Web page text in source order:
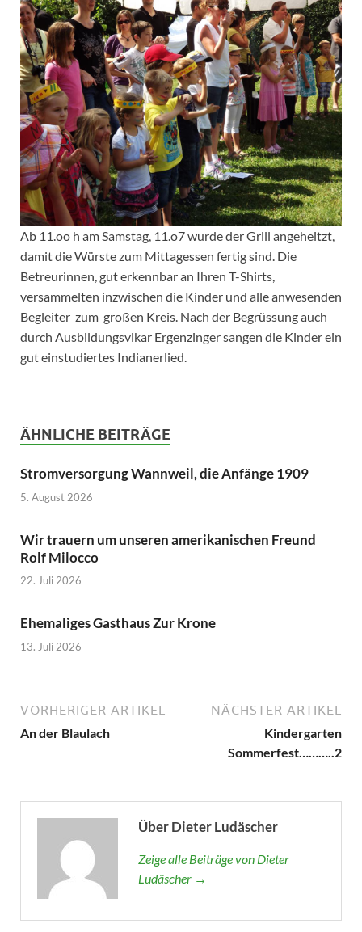
Ab 11.oo h am Samstag, 11.o7 wurde der Grill angeheitzt,
damit die Würste zum Mittagessen fertig sind. Die
Betreurinnen, gut erkennbar an Ihren T-Shirts,
versammelten inzwischen die Kinder und alle anwesenden
Begleiter zum großen Kreis. Nach der Begrüssung auch
durch Ausbildungsvikar Ergenzinger sangen die Kinder ein
gut einstudiertes Indianerlied.
ÄHNLICHE BEITRÄGE
Stromversorgung Wannweil, die Anfänge 1909
5. August 2026
Wir trauern um unseren amerikanischen Freund
Rolf Milocco
22. Juli 2026
Ehemaliges Gasthaus Zur Krone
13. Juli 2026
VORHERIGER ARTIKEL
An der Blaulach
NÄCHSTER ARTIKEL
Kindergarten
Sommerfest………..2
Über Dieter Ludäscher
Zeige alle Beiträge von Dieter
Ludäscher →